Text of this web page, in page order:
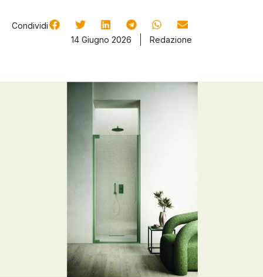
Condividi
14 Giugno 2026
Redazione